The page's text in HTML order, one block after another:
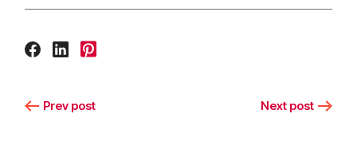
Prev post Next post